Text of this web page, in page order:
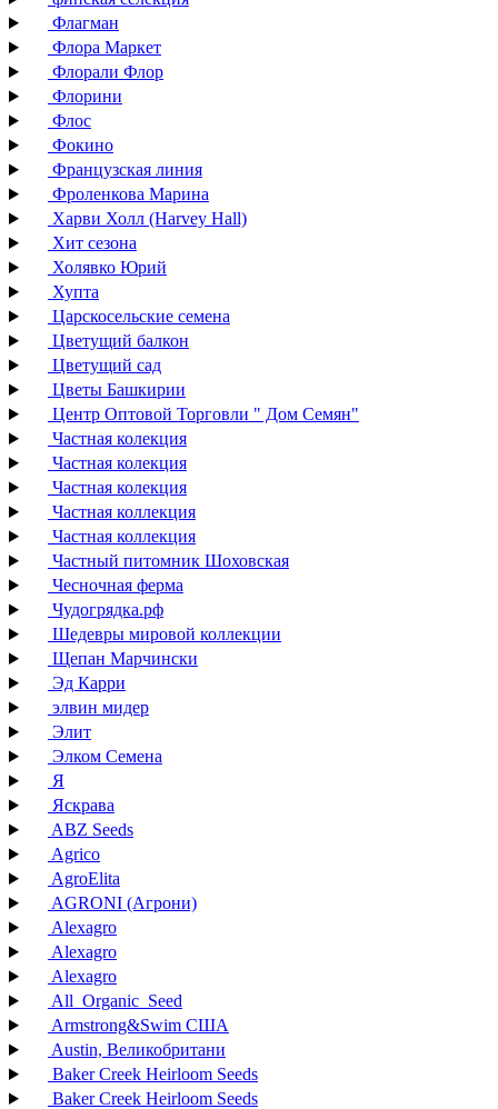
Флагман
Флора Маркет
Флорали Флор
Флорини
Флос
Фокино
Французская линия
Фроленкова Марина
Харви Холл (Harvey Hall)
Хит сезона
Холявко Юрий
Хупта
Царскосельские семена
Цветущий балкон
Цветущий сад
Цветы Башкирии
Центр Оптовой Торговли " Дом Семян"
Частная колекция
Частная колекция
Частная колекция
Частная коллекция
Частная коллекция
Частный питомник Шоховская
Чесночная ферма
Чудогрядка.рф
Шедевры мировой коллекции
Щепан Марчински
Эд Карри
элвин мидер
Элит
Элком Семена
Я
Яскрава
ABZ Seeds
Agrico
AgroElita
AGRONI (Агрони)
Alexagro
Alexagro
Alexagro
All_Organic_Seed
Armstrong&Swim США
Austin, Великобритани
Baker Creek Heirloom Seeds
Baker Creek Heirloom Seeds